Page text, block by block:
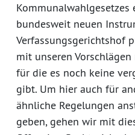
bundesweit neuen
Verfassungsgerichtshof
mit unseren
für die es noch keine
gibt. Um hier auch für
ähnliche Regelungen
geben, gehen wir mit